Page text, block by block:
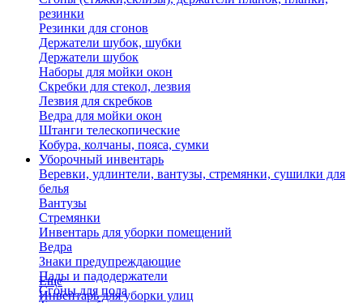
резинки
Резинки для сгонов
Держатели шубок, шубки
Держатели шубок
Наборы для мойки окон
Скребки для стекол, лезвия
Лезвия для скребков
Ведра для мойки окон
Штанги телескопические
Кобура, колчаны, пояса, сумки
Уборочный инвентарь
Веревки, удлинтели, вантузы, стремянки, сушилки для
белья
Вантузы
Стремянки
Инвентарь для уборки помещений
Ведра
Знаки предупреждающие
Пады и падодержатели
Сгоны для пола
Еще
Инвентарь для уборки улиц